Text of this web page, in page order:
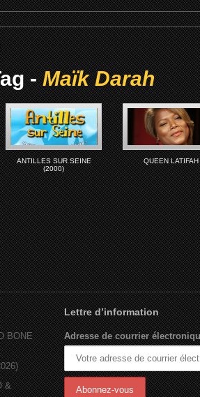
-Maïk Darah
ANTILLES SUR SEINE
(2000)
QUEEN LATIFAH
BONE
&
Lettre d’information
Adresse de courrier